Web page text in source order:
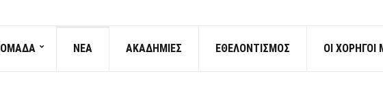
ΟΜΑΔΑ ΝΕΑ ΑΚΑΔΗΜΙΕΣ ΕΘΕΛΟΝΤΙΣΜΟΣ ΟΙ ΧΟΡΗΓΟΙ